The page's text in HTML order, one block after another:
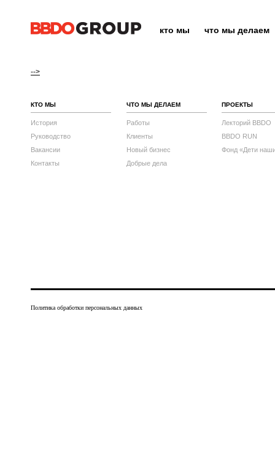
кто мы что мы делаем
-->
КТО МЫ
История
Руководство
Вакансии
Контакты
ЧТО МЫ ДЕЛАЕМ
Работы
Клиенты
Новый бизнес
Добрые дела
ПРОЕКТЫ
Лекторий BBDO
BBDO RUN
Фонд «Дети
Политика обработки персональных данных